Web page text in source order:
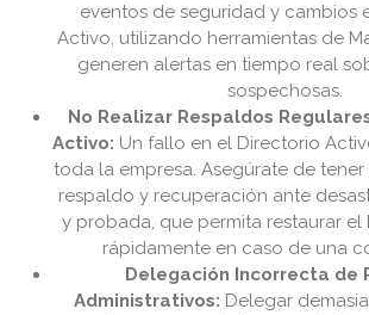
eventos de seguridad y cambios
Activo, utilizando herramientas de
generen alertas en tiempo real
sospechosas.
No Realizar Respaldos
Activo: Un fallo en el Directorio
toda la empresa. Asegúrate de
respaldo y recuperación ante
y probada, que permita restaurar el
rápidamente en caso de una
Delegación Incorrecta de
Administrativos: Delegar